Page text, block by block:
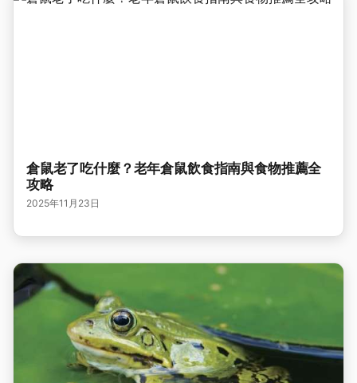
倉鼠老了吃什麼？老年倉鼠飲食指南與食物推薦全
攻略
2025年11月23日